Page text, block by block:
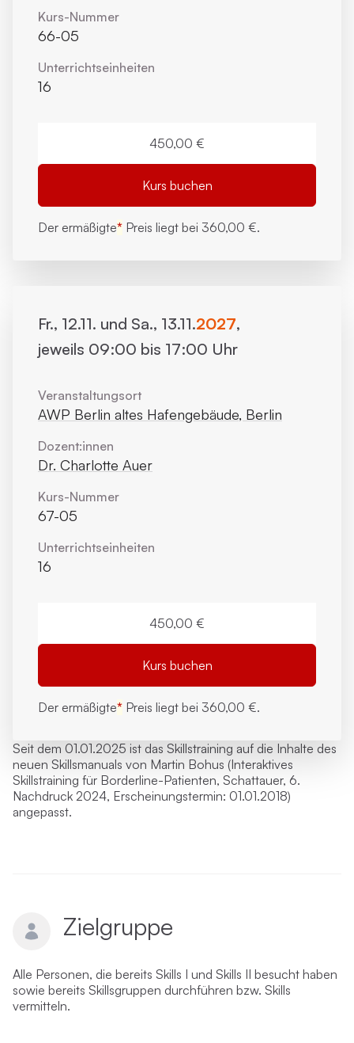
Seit dem 01.01.2025 ist das Skillstraining auf die Inhalte des
neuen Skillsmanuals von Martin Bohus (Interaktives
Skillstraining für Borderline-Patienten, Schattauer, 6.
Nachdruck 2024, Erscheinungstermin: 01.01.2018)
angepasst.
Zielgruppe
Alle Personen, die bereits Skills I und Skills II besucht haben
sowie bereits Skillsgruppen durchführen bzw. Skills
vermitteln.
Kurs-Nummer
66-05
Unterrichts­einheiten
16
450,00 €
Kurs buchen
Der ermäßigte* Preis liegt bei 360,00 €.
Fr., 12.11. und Sa., 13.11.2027,
jeweils 09:00 bis 17:00 Uhr
Veranstaltungsort
AWP Berlin altes Hafengebäude, Berlin
Dozent:innen
Dr. Charlotte Auer
Kurs-Nummer
67-05
Unterrichts­einheiten
16
450,00 €
Kurs buchen
Der ermäßigte* Preis liegt bei 360,00 €.